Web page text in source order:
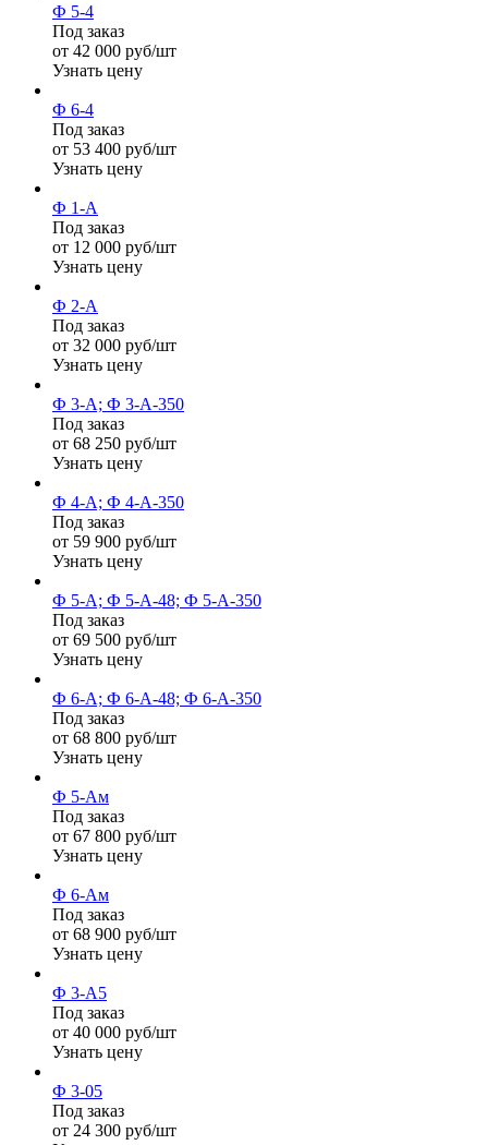
Ф 5-4
Под заказ
от 42 000 руб/шт
Узнать цену
Ф 6-4
Под заказ
от 53 400 руб/шт
Узнать цену
Ф 1-А
Под заказ
от 12 000 руб/шт
Узнать цену
Ф 2-А
Под заказ
от 32 000 руб/шт
Узнать цену
Ф 3-А; Ф 3-А-350
Под заказ
от 68 250 руб/шт
Узнать цену
Ф 4-А; Ф 4-А-350
Под заказ
от 59 900 руб/шт
Узнать цену
Ф 5-А; Ф 5-А-48; Ф 5-А-350
Под заказ
от 69 500 руб/шт
Узнать цену
Ф 6-А; Ф 6-А-48; Ф 6-А-350
Под заказ
от 68 800 руб/шт
Узнать цену
Ф 5-Ам
Под заказ
от 67 800 руб/шт
Узнать цену
Ф 6-Ам
Под заказ
от 68 900 руб/шт
Узнать цену
Ф 3-А5
Под заказ
от 40 000 руб/шт
Узнать цену
Ф 3-05
Под заказ
от 24 300 руб/шт